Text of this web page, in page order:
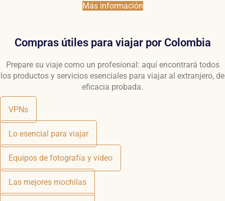
Más información
Compras útiles para viajar por Colombia
Prepare su viaje como un profesional: aquí encontrará todos
los productos y servicios esenciales para viajar al extranjero, de
eficacia probada.
VPNs
Lo esencial para viajar
Equipos de fotografía y vídeo
Las mejores mochilas